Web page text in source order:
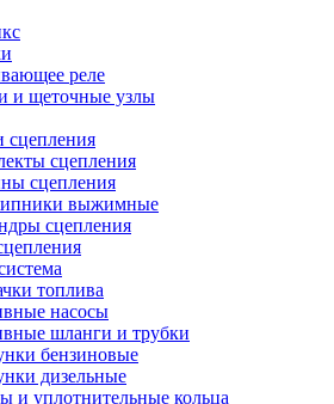
реле
и щеточные узлы
сцепления
сцепления
сцепления
выжимные
сцепления
топлива
насосы
шланги и трубки
бензиновые
дизельные
и уплотнительные кольца